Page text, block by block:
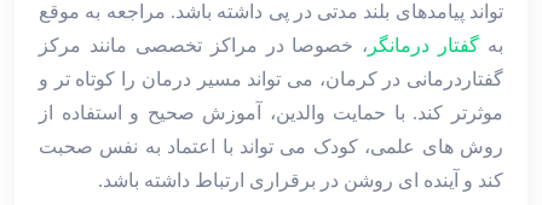
تواند پیامدهای بلند مدتی در پی داشته باشد. مراجعه به موقع
به گفتار درمانگر ، خصوصا در مراکز تخصصی مانند مرکز
گفتاردرمانی در کرمان، می ‌تواند مسیر درمان را کوتاه‌ تر و
موثرتر کند. با حمایت والدین، آموزش صحیح و استفاده از
روش ‌های علمی، کودک می ‌تواند با اعتماد به نفس صحبت
کند و آینده ‌ای روشن در برقراری ارتباط داشته باشد.